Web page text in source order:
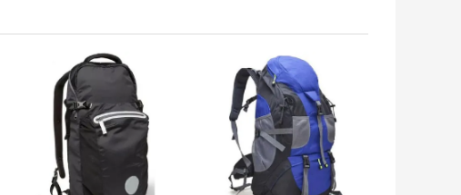
パック
ベストプライス ベストプライス